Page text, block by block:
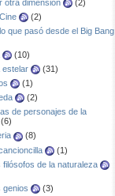
otra dimensión
(2)
(2)
que pasó desde el Big Bang
(10)
estelar
(31)
(1)
(2)
de personajes de la
(6)
(8)
(1)
filósofos de la naturaleza
genios
(3)